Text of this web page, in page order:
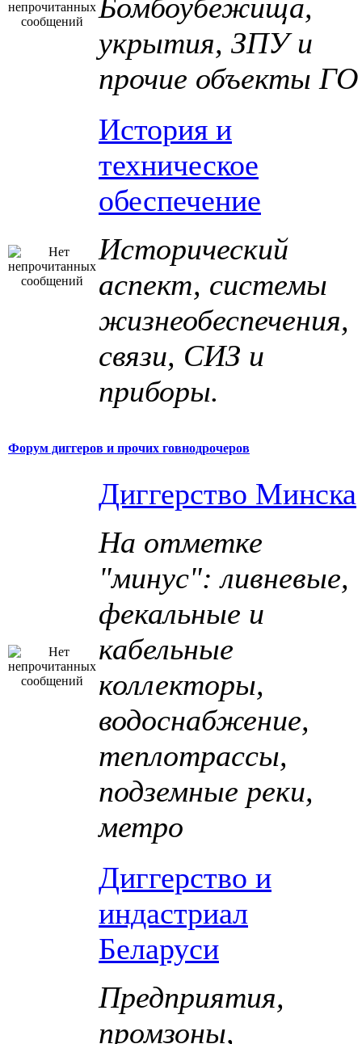
Бомбоубежища,
укрытия, ЗПУ и
прочие объекты ГО
История и
техническое
обеспечение
Исторический
аспект, системы
жизнеобеспечения,
связи, СИЗ и
приборы.
Форум диггеров и прочих говнодрочеров
Диггерство Минска
На отметке
"минус": ливневые,
фекальные и
кабельные
коллекторы,
водоснабжение,
теплотрассы,
подземные реки,
метро
Диггерство и
индастриал
Беларуси
Предприятия,
промзоны,